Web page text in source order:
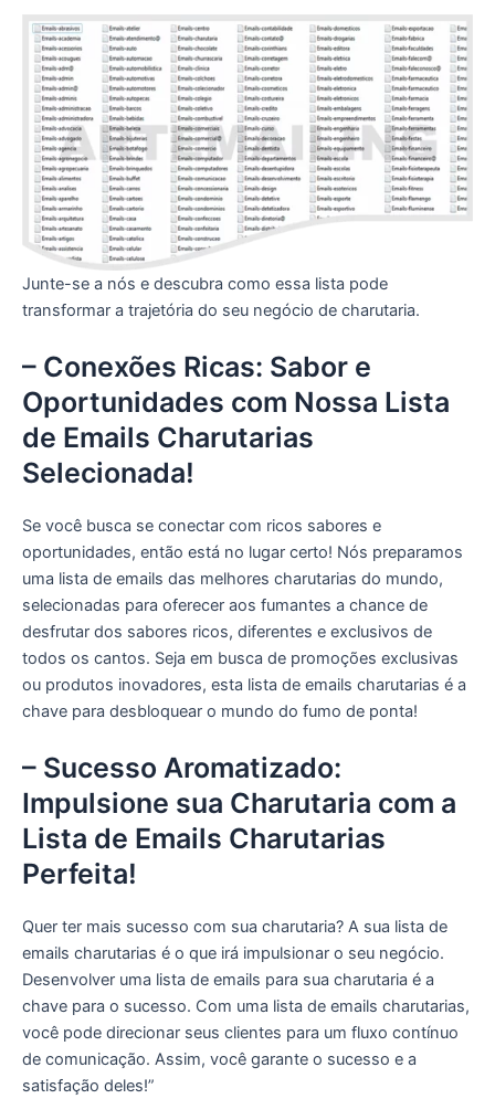
Junte-se a nós e descubra como essa lista pode
transformar a trajetória do seu negócio de charutaria.
– Conexões Ricas: Sabor e
Oportunidades com Nossa Lista
de Emails Charutarias
Selecionada!
Se você busca se conectar com ricos sabores e
oportunidades, então está no lugar certo! Nós preparamos
uma lista de emails das melhores charutarias do mundo,
selecionadas para oferecer aos fumantes a chance de
desfrutar dos sabores ricos, diferentes e exclusivos de
todos os cantos. Seja em busca de promoções exclusivas
ou produtos inovadores, esta lista de emails charutarias é a
chave para desbloquear o mundo do fumo de ponta!
– Sucesso Aromatizado:
Impulsione sua Charutaria com a
Lista de Emails Charutarias
Perfeita!
Quer ter mais sucesso com sua charutaria? A sua lista de
emails charutarias é o que irá impulsionar o seu negócio.
Desenvolver uma lista de emails para sua charutaria é a
chave para o sucesso. Com uma lista de emails charutarias,
você pode direcionar seus clientes para um fluxo contínuo
de comunicação. Assim, você garante o sucesso e a
satisfação deles!”